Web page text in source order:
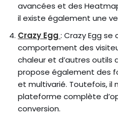
avancées et des
il existe également une
Crazy Egg : Crazy Egg se
comportement des
chaleur et d’autres outils
propose également des
et multivarié. Toutefois, il
plateforme complète
conversion.